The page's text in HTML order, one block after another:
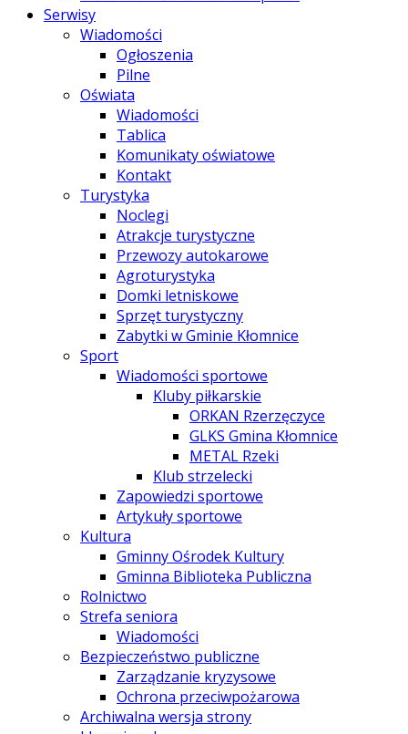
Serwisy
Wiadomości
Ogłoszenia
Pilne
Oświata
Wiadomości
Tablica
Komunikaty oświatowe
Kontakt
Turystyka
Noclegi
Atrakcje turystyczne
Przewozy autokarowe
Agroturystyka
Domki letniskowe
Sprzęt turystyczny
Zabytki w Gminie Kłomnice
Sport
Wiadomości sportowe
Kluby piłkarskie
ORKAN Rzerzęczyce
GLKS Gmina Kłomnice
METAL Rzeki
Klub strzelecki
Zapowiedzi sportowe
Artykuły sportowe
Kultura
Gminny Ośrodek Kultury
Gminna Biblioteka Publiczna
Rolnictwo
Strefa seniora
Wiadomości
Bezpieczeństwo publiczne
Zarządzanie kryzysowe
Ochrona przeciwpożarowa
Archiwalna wersja strony